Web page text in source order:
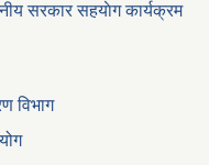
सरकार सहयाेग कार्यक्रम
विभाग